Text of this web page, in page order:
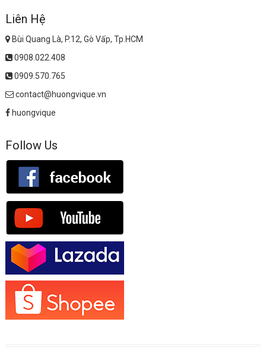
Liên Hệ
Bùi Quang Là, P.12, Gò Vấp, Tp.HCM
0908.022.408
0909.570.765
contact@huongvique.vn
huongvique
Follow Us